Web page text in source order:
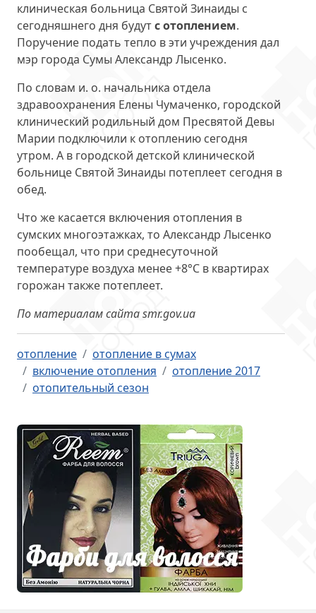
клиническая больница Святой Зинаиды с
сегодняшнего дня будутс отоплением.
Поручение подать тепло в эти учреждения дал
мэр города Сумы Александр Лысенко.
По словам и. о. начальника отдела
здравоохранения Елены Чумаченко, городской
клинический родильный дом Пресвятой Девы
Марии подключили к отоплению сегодня
утром. А в городской детской клинической
больнице Святой Зинаиды потеплеет сегодня в
обед.
Что же касается включения отопления в
сумских многоэтажках, то Александр Лысенко
пообещал, что при среднесуточной
температуре воздуха менее +8°С в квартирах
горожан также потеплеет.
По материалам сайта smr.gov.ua
отопление
отопление в сумах
включение отопления
отопление 2017
отопительный сезон